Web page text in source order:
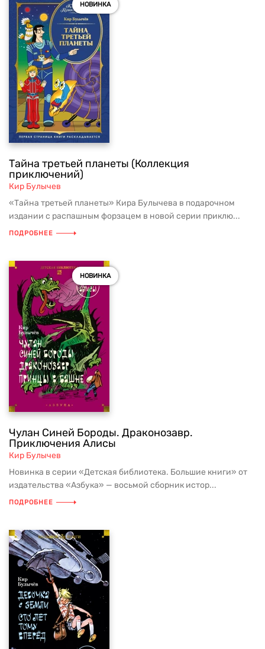
НОВИНКА
Тайна третьей планеты (Коллекция
приключений)
Кир Булычев
«Тайна третьей планеты» Кира Булычева в подарочном
издании с распашным форзацем в новой серии приклю...
ПОДРОБНЕЕ
НОВИНКА
Чулан Синей Бороды. Драконозавр.
Приключения Алисы
Кир Булычев
Новинка в серии «Детская библиотека. Большие книги» от
издательства «Азбука» — восьмой сборник истор...
ПОДРОБНЕЕ